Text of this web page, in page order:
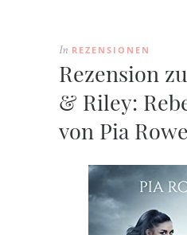
In REZENSIONEN
Rezension
& Riley:
von Pia